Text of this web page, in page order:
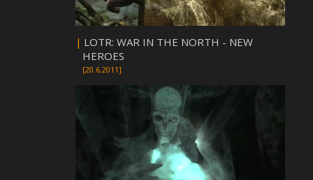
| LOTR: WAR IN THE NORTH - NEW
HEROES
[20.6.2011]